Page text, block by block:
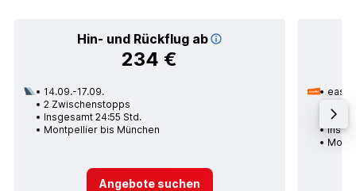
Hin- und Rückflug ab
234 €
14.09.-17.09.
2 Zwischenstopps
Insgesamt 24:55 Std.
Montpellier bis München
Angebote suchen
1